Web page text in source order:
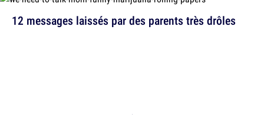
12 messages laissés par des parents très drôles